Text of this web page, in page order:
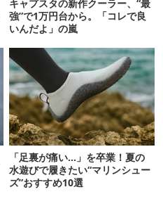
キャプスタの新作クーラー、“最
強”で1万円台から。「コレで良
いんだよ」の嵐
「足裏が痛い…」を卒業！夏の
水遊びで履きたい“マリンシュー
ズ”おすすめ10選